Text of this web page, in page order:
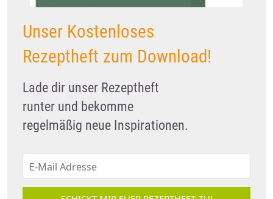
Unser Kostenloses
Rezeptheft zum Download!
Lade dir unser Rezeptheft
runter und bekomme
regelmäßig neue Inspirationen.